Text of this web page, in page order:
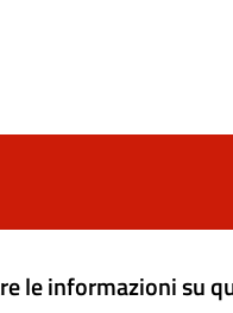
le informazioni su